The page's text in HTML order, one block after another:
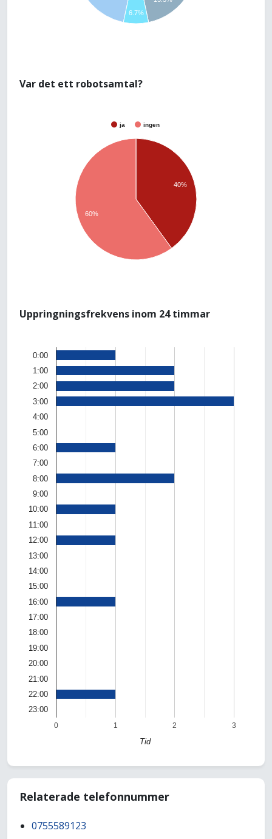
6.7%
Var det ett robotsamtal?
ja ingen
40%
60%
Uppringningsfrekvens inom 24 timmar
0 1 2 3
0:00
1:00
2:00
3:00
4:00
5:00
6:00
7:00
8:00
9:00
10:00
11:00
12:00
13:00
14:00
15:00
16:00
17:00
18:00
19:00
20:00
21:00
22:00
23:00
Tid
Relaterade telefonnummer
0755589123